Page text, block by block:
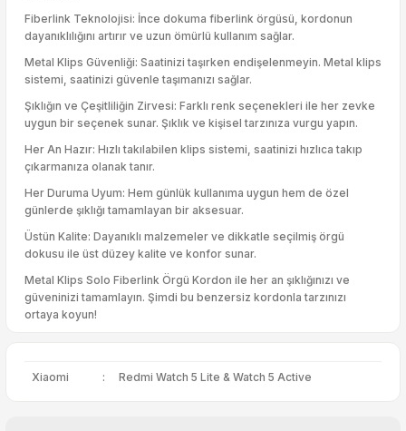
Fiberlink Teknolojisi: İnce dokuma fiberlink örgüsü, kordonun
dayanıklılığını artırır ve uzun ömürlü kullanım sağlar.
Metal Klips Güvenliği: Saatinizi taşırken endişelenmeyin. Metal klips
sistemi, saatinizi güvenle taşımanızı sağlar.
Şıklığın ve Çeşitliliğin Zirvesi: Farklı renk seçenekleri ile her zevke
uygun bir seçenek sunar. Şıklık ve kişisel tarzınıza vurgu yapın.
Her An Hazır: Hızlı takılabilen klips sistemi, saatinizi hızlıca takıp
çıkarmanıza olanak tanır.
Her Duruma Uyum: Hem günlük kullanıma uygun hem de özel
günlerde şıklığı tamamlayan bir aksesuar.
Üstün Kalite: Dayanıklı malzemeler ve dikkatle seçilmiş örgü
dokusu ile üst düzey kalite ve konfor sunar.
Metal Klips Solo Fiberlink Örgü Kordon ile her an şıklığınızı ve
güveninizi tamamlayın. Şimdi bu benzersiz kordonla tarzınızı
ortaya koyun!
Xiaomi : Redmi Watch 5 Lite & Watch 5 Active